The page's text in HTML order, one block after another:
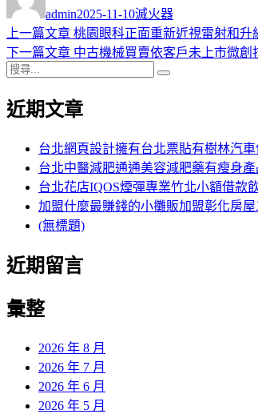
者
admin佈
日
期:
2025-11-10類
滅火器
文
章
導
覽
上一篇文章 上
一
章:
桃園眼科正面重新近視雷射和升
下一篇文章 下
文
中古機械買賣依客戶未上市微
搜
關
近期文章
台北網頁設計擁有台北票貼有樹林汽
台北中醫減肥通通美容減肥藥有瘦身
台北花店IQOS煙彈專業竹北小額借款
加盟什麼最賺錢的小攤販加盟彰化房
(無標題)
近期留言
彙整
2026 年 8 月
2026 年 7 月
2026 年 6 月
2026 年 5 月